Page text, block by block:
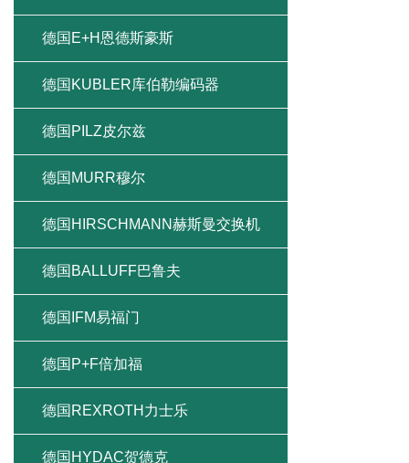
德国E+H恩德斯豪斯
德国KUBLER库伯勒编码器
德国PILZ皮尔兹
德国MURR穆尔
德国HIRSCHMANN赫斯曼交换机
德国BALLUFF巴鲁夫
德国IFM易福门
德国P+F倍加福
德国REXROTH力士乐
德国HYDAC贺德克